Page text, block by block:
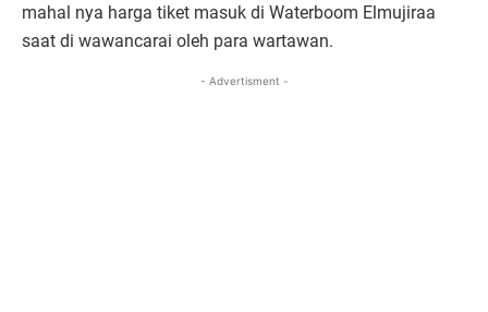
mahal nya harga tiket masuk di Waterboom Elmujiraa
saat di wawancarai oleh para wartawan.
- Advertisment -